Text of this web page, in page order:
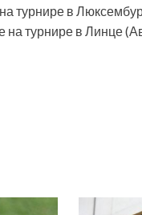
турнире в
на турнире в Линце